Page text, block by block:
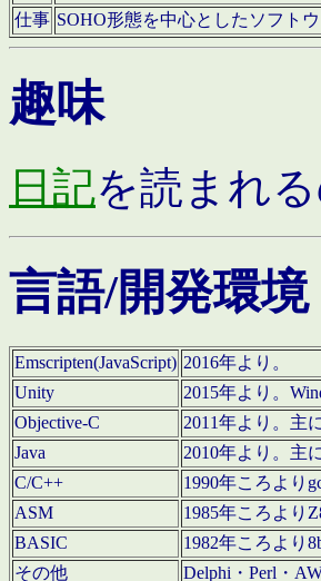
仕事 SOHO形態を中心としたソフト
趣味
日記を読まれ
言語/開発環境
Emscripten(JavaScript) 2016年より。
Unity
2015年より。
Objective-C
2011年より。主
Java
2010年より。主
C/C++
1990年ころより
ASM
1985年ころより
BASIC
1982年ころより
その他
Delphi・Perl・